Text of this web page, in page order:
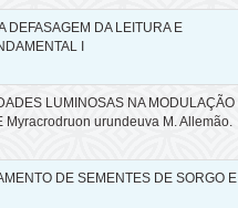
DEFASAGEM DA LEITURA E
I
LUMINOSAS NA MODULAÇÃO
Myracrodruon urundeuva M. Allemão.
DE SEMENTES DE SORGO E